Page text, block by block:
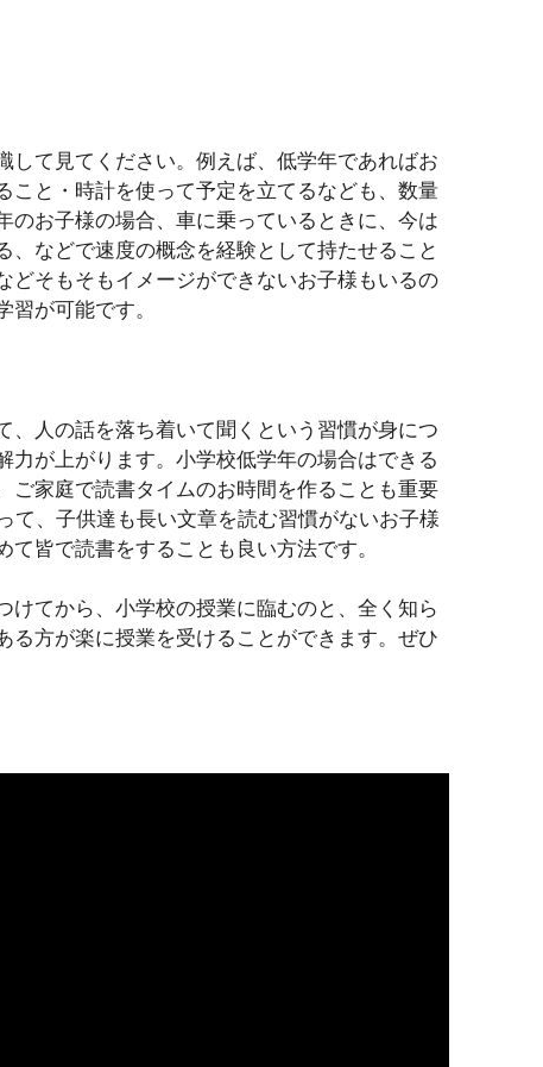
て見てください。例えば、低学年であればお
こと・時計を使って予定を立てるなども、数量
お子様の場合、車に乗っているときに、今は
などで速度の概念を経験として持たせること
どそもそもイメージができないお子様もいるの
が可能です。
人の話を落ち着いて聞くという習慣が身につ
力が上がります。小学校低学年の場合はできる
ご家庭で読書タイムのお時間を作ることも重要
て、子供達も長い文章を読む習慣がないお子様
皆で読書をすることも良い方法です。
てから、小学校の授業に臨むのと、全く知ら
る方が楽に授業を受けることができます。ぜひ